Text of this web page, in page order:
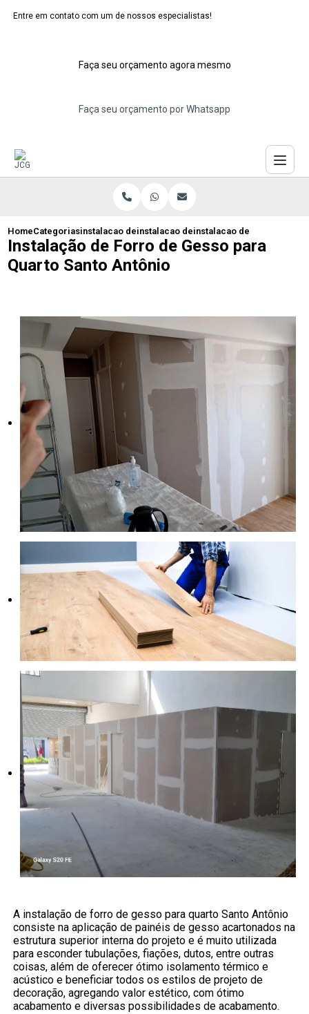
Entre em contato com um de nossos especialistas!
Faça seu orçamento agora mesmo
Faça seu orçamento por Whatsapp
HomeCategoriasinstalacao de forros de gesso
instalacao de forro de gesso drywall
instalacao de forro de
Instalação de Forro de Gesso para
Quarto Santo Antônio
A instalação de forro de gesso para quarto Santo Antônio
consiste na aplicação de painéis de gesso acartonados na
estrutura superior interna do projeto e é muito utilizada
para esconder tubulações, fiações, dutos, entre outras
coisas, além de oferecer ótimo isolamento térmico e
acústico e beneficiar todos os estilos de projeto de
decoração, agregando valor estético, com ótimo
acabamento e diversas possibilidades de acabamento.